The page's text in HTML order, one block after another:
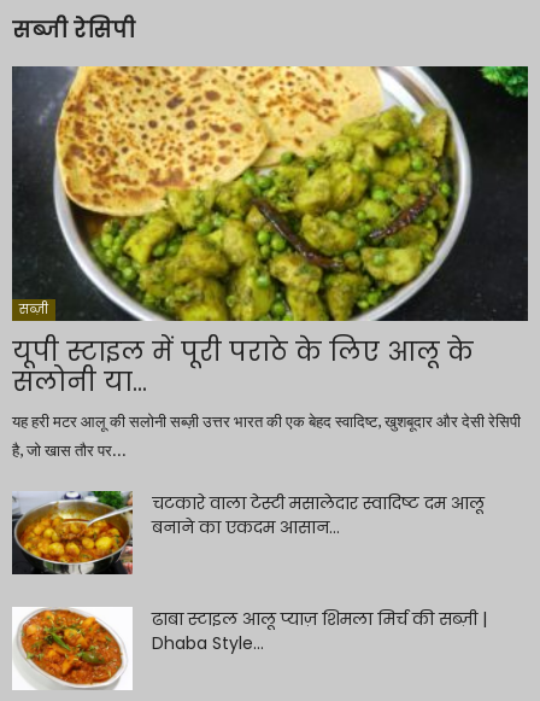
सब्जी रेसिपी
सब्ज़ी
यूपी स्टाइल में पूरी पराठे के लिए आलू के
सलोनी या...
यह हरी मटर आलू की सलोनी सब्ज़ी उत्तर भारत की एक बेहद स्वादिष्ट, खुशबूदार और देसी रेसिपी
है, जो खास तौर पर...
चटकारे वाला टेस्टी मसालेदार स्वादिष्ट दम आलू
बनाने का एकदम आसान...
ढाबा स्टाइल आलू प्याज़ शिमला मिर्च की सब्ज़ी |
Dhaba Style...